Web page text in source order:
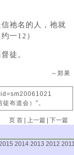
祂名的人，祂就
一12）
徒。
～郑果
布道会）"。
页 首 | 上一篇 |下一篇
2014 2013 2012 2011